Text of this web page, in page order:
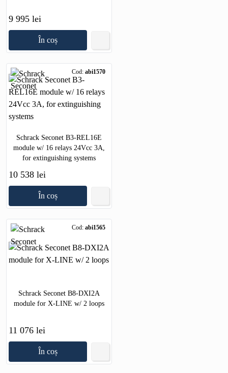
9 995 lei
În coș
Cod: abi1570
Schrack Seconet B3-REL16E
module w/ 16 relays 24Vcc 3A,
for extinguishing systems
10 538 lei
În coș
Cod: abi1565
Schrack Seconet B8-DXI2A
module for X-LINE w/ 2 loops
11 076 lei
În coș